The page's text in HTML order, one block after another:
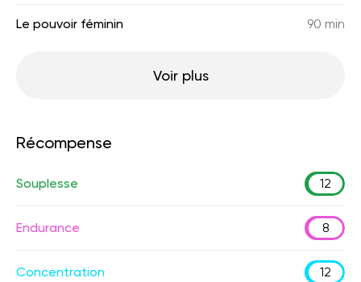
Le pouvoir féminin 90 min
Voir plus
Récompense
Souplesse 12
Endurance 8
Concentration 12